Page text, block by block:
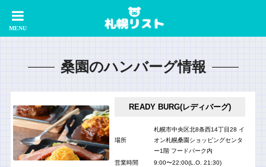
桑園のハンバーグ情報
READY BURG(レディバーグ)
場所
札幌市中央区北8条西14丁目28 イ
オン札幌桑園ショッピングセンタ
ー1階 フードパーク内
営業時間
9:00〜22:00(L.O. 21:30)